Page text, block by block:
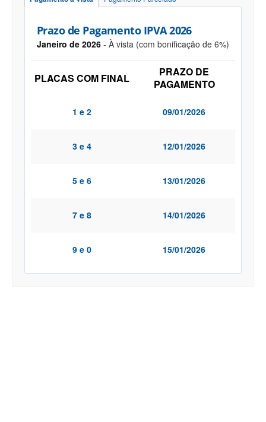
Prazo de Pagamento IPVA 2026
Janeiro de 2026 - À vista (com bonificação de 6%)
PLACAS COM FINAL
PRAZO DE
PAGAMENTO
1 e 2 09/01/2026
3 e 4 12/01/2026
5 e 6 13/01/2026
7 e 8 14/01/2026
9 e 0 15/01/2026